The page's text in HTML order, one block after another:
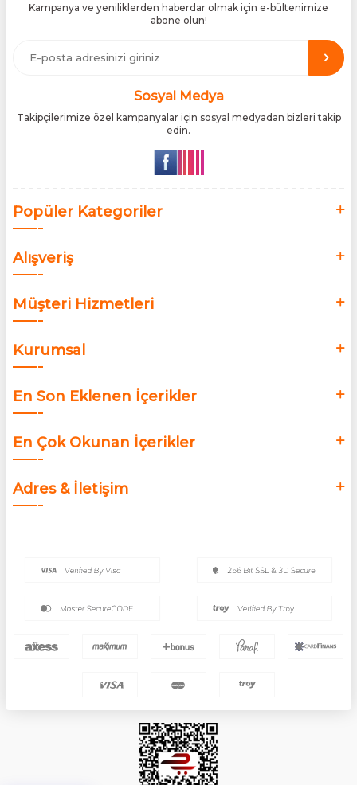
distribütörlüğünü yürütüyor, bu markaların tüm ürünlerini ithal
etmektedir. Tüm ithalat süreçlerimizde orijinallik belgeleri ve
üretici iş birlikleriyle çalışarak, ürünlerin en güvenilir şekilde
Türkiye pazarına ulaşmasını sağlıyoruz. Amacımız, dünya
genelinde milyonlarca kullanıcıya hitap eden bu markaları,
Türk tüketicilerle doğrudan, güvenli ve orijinal bir şekilde
Kampanya ve yeniliklerden haberdar olmak için e-bültenimize
abone olun!
Sosyal Medya
Takipçilerimize özel kampanyalar için sosyal medyadan bizleri takip
edin.
Popüler Kategoriler
Alışveriş
Müşteri Hizmetleri
Kurumsal
En Son Eklenen İçerikler
En Çok Okunan İçerikler
Adres & İletişim